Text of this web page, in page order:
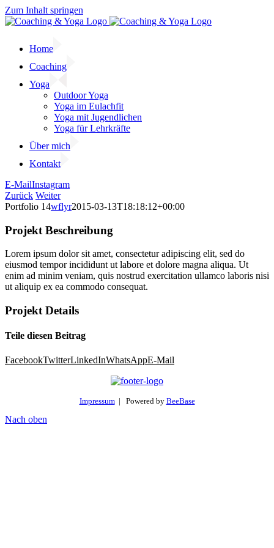
Zum Inhalt springen
Home
Coaching
Yoga
Outdoor Yoga
Yoga im Eulachfit
Yoga mit Jugendlichen
Yoga für Lehrkräfte
Über mich
Kontakt
E-MailInstagram
Zurück Weiter
Portfolio 14wflyr2015-03-13T18:18:12+00:00
Projekt Beschreibung
Lorem ipsum dolor sit amet, consectetur adipiscing elit, sed do
eiusmod tempor incididunt ut labore et dolore magna aliqua. Ut
enim ad minim veniam, quis nostrud exercitation ullamco laboris nisi
ut aliquip ex ea commodo consequat.
Projekt Details
Teile diesen Beitrag
FacebookTwitterLinkedInWhatsAppE-Mail
Impressum| Powered by BeeBase
Nach oben